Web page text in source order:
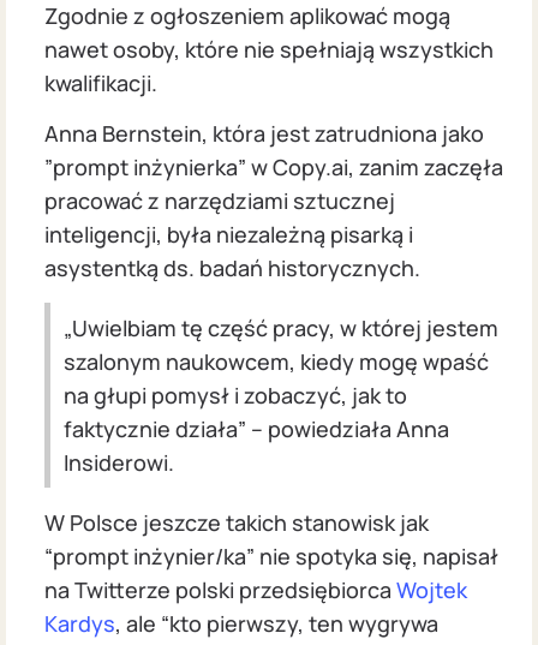
Zgodnie z ogłoszeniem aplikować mogą
nawet osoby, które nie spełniają wszystkich
kwalifikacji.
Anna Bernstein, która jest zatrudniona jako
”prompt inżynierka” w Copy.ai, zanim zaczęła
pracować z narzędziami sztucznej
inteligencji, była niezależną pisarką i
asystentką ds. badań historycznych.
„Uwielbiam tę część pracy, w której jestem
szalonym naukowcem, kiedy mogę wpaść
na głupi pomysł i zobaczyć, jak to
faktycznie działa” – powiedziała Anna
Insiderowi.
W Polsce jeszcze takich stanowisk jak
“prompt inżynier/ka” nie spotyka się, napisał
na Twitterze polski przedsiębiorca Wojtek
Kardys, ale “kto pierwszy, ten wygrywa